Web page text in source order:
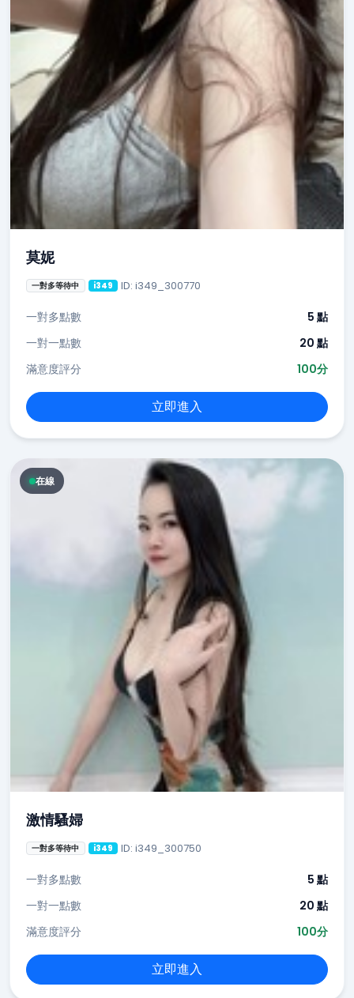
莫妮
一對多等待中 i349 ID: i349_300770
一對多點數
5 點
一對一點數
20 點
滿意度評分
100分
立即進入
在線
激情騷婦
一對多等待中 i349 ID: i349_300750
一對多點數
5 點
一對一點數
20 點
滿意度評分
100分
立即進入